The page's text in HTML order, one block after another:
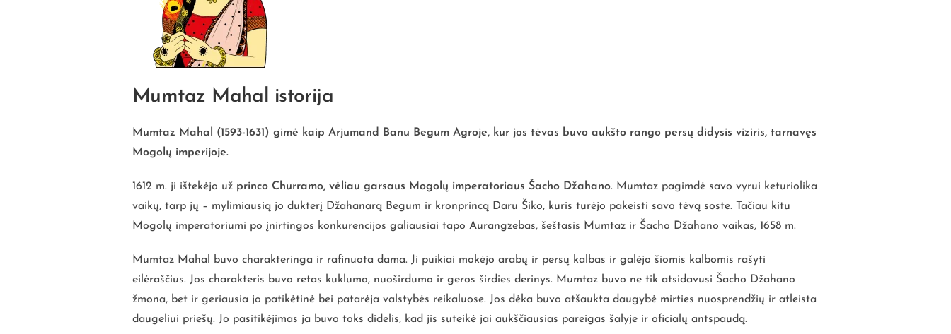
Mumtaz Mahal istorija
Mumtaz Mahal
(1593-1631) gimė kaip Arjumand Banu Begum Agroje, kur jos tėvas buvo aukšto rango persų didysis viziris, tarnavęs
Mogolų imperijoje.
1612 m. ji ištekėjo už princo Churramo, vėliau garsaus Mogolų imperatoriaus Šacho Džahano. Mumtaz pagimdė savo vyrui keturiolika
vaikų, tarp jų – mylimiausią jo dukterį Džahanarą Begum ir kronprincą Daru Šiko, kuris turėjo pakeisti savo tėvą soste. Tačiau kitu
Mogolų imperatoriumi po įnirtingos konkurencijos galiausiai tapo Aurangzebas, šeštasis Mumtaz ir Šacho Džahano vaikas, 1658 m.
Mumtaz Mahal buvo charakteringa ir rafinuota dama. Ji puikiai mokėjo arabų ir persų kalbas ir galėjo šiomis kalbomis rašyti
eilėraščius. Jos charakteris buvo retas kuklumo, nuoširdumo ir geros širdies derinys. Mumtaz buvo ne tik atsidavusi Šacho Džahano
žmona, bet ir geriausia jo patikėtinė bei patarėja valstybės reikaluose. Jos dėka buvo atšaukta daugybė mirties nuosprendžių ir atleista
daugeliui priešų. Jo pasitikėjimas ja buvo toks didelis, kad jis suteikė jai aukščiausias pareigas šalyje ir oficialų antspaudą.